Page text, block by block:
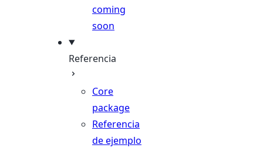
coming
soon
Referencia
Core
package
Referencia
de ejemplo